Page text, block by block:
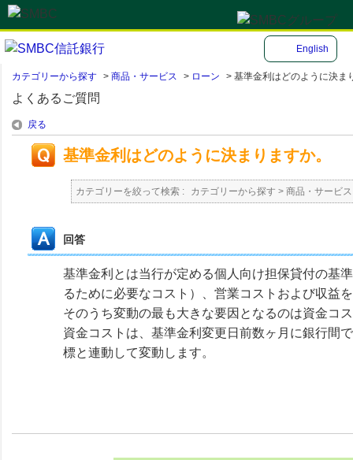
English
カテゴリーから探す > 商品・サービス > ローン > 基準金利はどのように決ま
よくあるご質問
戻る
基準金利はどのように決まりますか。
カテゴリーを絞って検索 : カテゴリーから探す > 商品・サービス
回答
基準金利とは当行が定める個人向け担保貸付の基
るために必要なコスト）、営業コストおよび収益
そのうち変動の最も大きな要因となるのは資金コ
資金コストは、基準金利変更日前数ヶ月に銀行間
標と連動して変動します。